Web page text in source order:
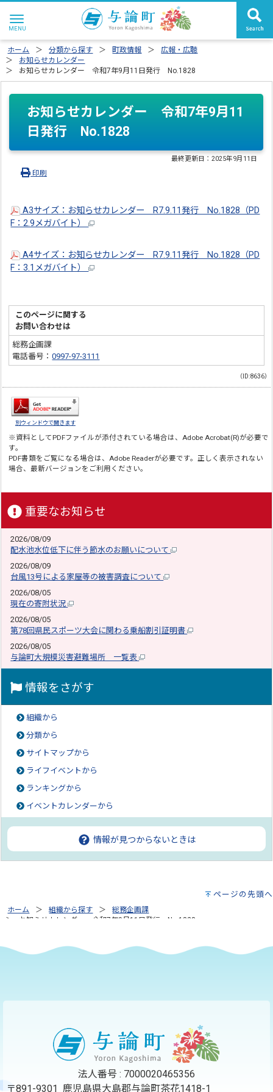
ホーム 分類から探す 町政情報
広報・広聴
お知らせカレンダー
お知らせカレンダー 令和7年9月11日発行 No.1828
お知らせカレンダー 令和7年9月11
日発行 No.1828
最終更新日：2025年9月11日
印刷
A3サイズ：お知らせカレンダー R7.9.11発行 No.1828（PD
F：2.9メガバイト）
A4サイズ：お知らせカレンダー R7.9.11発行 No.1828（PD
F：3.1メガバイト）
このページに関する
お問い合わせは
総務企画課
電話番号：0997-97-3111
（ID:8636）
別ウィンドウで開きます
※資料としてPDFファイルが添付されている場合は、Adobe Acrobat(R)が必要で
す。
PDF書類をご覧になる場合は、Adobe Readerが必要です。正しく表示されない
場合、最新バージョンをご利用ください。
重要なお知らせ
2026/08/09
配水池水位低下に伴う節水のお願いについて
2026/08/09
台風13号による家屋等の被害調査について
2026/08/05
現在の寄附状況
2026/08/05
第78回県民スポーツ大会に関わる乗船割引証明書
2026/08/05
与論町大規模災害避難場所 一覧表
情報をさがす
組織から
分類から
サイトマップから
ライフイベントから
ランキングから
イベントカレンダーから
情報が見つからないときは
ページの先頭へ
ホーム 組織から探す
総務企画課
お知らせカレンダー 令和7年9月11日発行 No.1828
法人番号 : 7000020465356
〒891-9301 鹿児島県大島郡与論町茶花1418-1